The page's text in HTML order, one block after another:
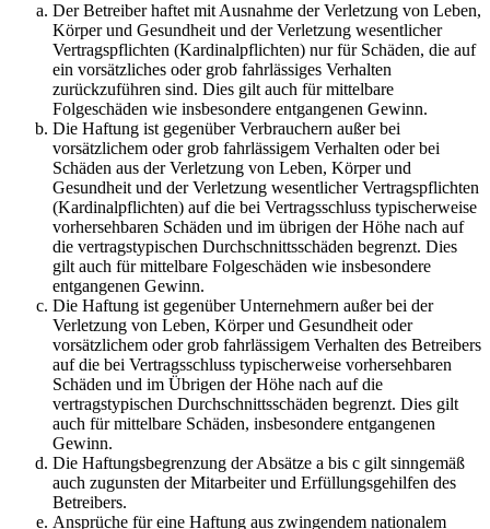
Der Betreiber haftet mit Ausnahme der Verletzung von Leben,
Körper und Gesundheit und der Verletzung wesentlicher
Vertragspflichten (Kardinalpflichten) nur für Schäden, die auf
ein vorsätzliches oder grob fahrlässiges Verhalten
zurückzuführen sind. Dies gilt auch für mittelbare
Folgeschäden wie insbesondere entgangenen Gewinn.
Die Haftung ist gegenüber Verbrauchern außer bei
vorsätzlichem oder grob fahrlässigem Verhalten oder bei
Schäden aus der Verletzung von Leben, Körper und
Gesundheit und der Verletzung wesentlicher Vertragspflichten
(Kardinalpflichten) auf die bei Vertragsschluss typischerweise
vorhersehbaren Schäden und im übrigen der Höhe nach auf
die vertragstypischen Durchschnittsschäden begrenzt. Dies
gilt auch für mittelbare Folgeschäden wie insbesondere
entgangenen Gewinn.
Die Haftung ist gegenüber Unternehmern außer bei der
Verletzung von Leben, Körper und Gesundheit oder
vorsätzlichem oder grob fahrlässigem Verhalten des Betreibers
auf die bei Vertragsschluss typischerweise vorhersehbaren
Schäden und im Übrigen der Höhe nach auf die
vertragstypischen Durchschnittsschäden begrenzt. Dies gilt
auch für mittelbare Schäden, insbesondere entgangenen
Gewinn.
Die Haftungsbegrenzung der Absätze a bis c gilt sinngemäß
auch zugunsten der Mitarbeiter und Erfüllungsgehilfen des
Betreibers.
Ansprüche für eine Haftung aus zwingendem nationalem